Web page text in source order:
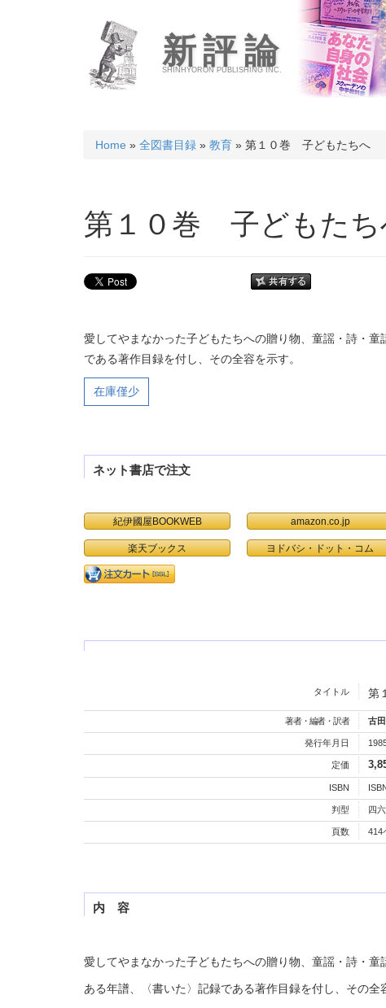
新評論
SHINHYORON PUBLISHING INC.
Home » 全図書目録 » 教育 » 第１０巻 子どもたちへ
第１０巻 子どもたち
愛してやまなかった子どもたちへの贈り物、童謡・詩・
である著作目録を付し、その全容を示す。
在庫僅少
ネット書店で注文
紀伊國屋BOOKWEB amazon.co.jp
楽天ブックス ヨドバシ・ドット・コム
第
タイトル
著者・編者・訳者 古
発行年月日
定価
ISBN
判型 四
頁数 414
内 容
愛してやまなかった子どもたちへの贈り物、童謡・詩・
ある年譜、〈書いた〉記録である著作目録を付し、その全